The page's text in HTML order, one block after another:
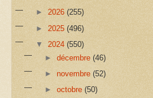
► 2026 (255)
► 2025 (496)
▼ 2024 (550)
►décembre(46)
► novembre(52)
►octobre(50)